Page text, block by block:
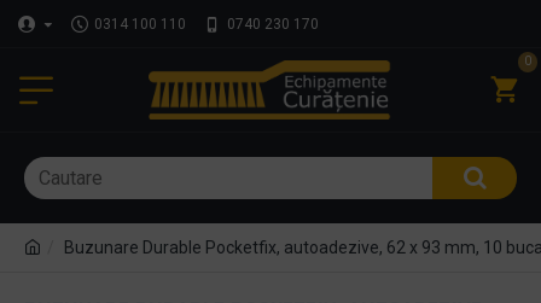
0314 100 110 0740 230 170
0
Buzunare Durable Pocketfix, autoadezive, 62 x 93 mm, 10